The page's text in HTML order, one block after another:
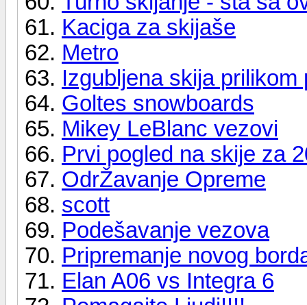
Kaciga za skijaše
Metro
Izgubljena skija prilikom
Goltes snowboards
Mikey LeBlanc vezovi
Prvi pogled na skije za
OdrŽavanje Opreme
scott
Podešavanje vezova
Pripremanje novog
Elan A06 vs Integra 6